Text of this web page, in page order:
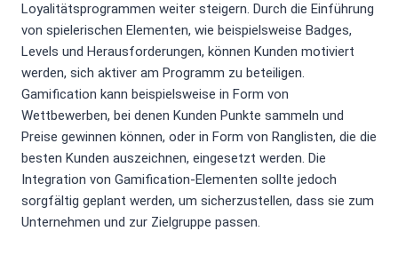
Loyalitätsprogrammen weiter steigern. Durch die Einführung
von spielerischen Elementen, wie beispielsweise Badges,
Levels und Herausforderungen, können Kunden motiviert
werden, sich aktiver am Programm zu beteiligen.
Gamification kann beispielsweise in Form von
Wettbewerben, bei denen Kunden Punkte sammeln und
Preise gewinnen können, oder in Form von Ranglisten, die die
besten Kunden auszeichnen, eingesetzt werden. Die
Integration von Gamification-Elementen sollte jedoch
sorgfältig geplant werden, um sicherzustellen, dass sie zum
Unternehmen und zur Zielgruppe passen.